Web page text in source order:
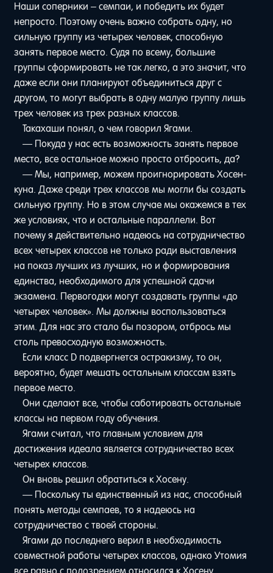
Наши соперники – семпаи, и победить их будет
непросто. Поэтому очень важно собрать одну, но
сильную группу из четырех человек, способную
занять первое место. Судя по всему, большие
группы сформировать не так легко, а это значит, что
даже если они планируют объединиться друг с
другом, то могут выбрать в одну малую группу лишь
трех человек из трех разных классов.
Такахаши понял, о чем говорил Ягами.
— Покуда у нас есть возможность занять первое
место, все остальное можно просто отбросить, да?
— Мы, например, можем проигнорировать Хосен-
куна. Даже среди трех классов мы могли бы создать
сильную группу. Но в этом случае мы окажемся в тех
же условиях, что и остальные параллели. Вот
почему я действительно надеюсь на сотрудничество
всех четырех классов не только ради выставления
на показ лучших из лучших, но и формирования
единства, необходимого для успешной сдачи
экзамена. Первогодки могут создавать группы «до
четырех человек». Мы должны воспользоваться
этим. Для нас это стало бы позором, отбрось мы
столь превосходную возможность.
Если класс D подвергнется остракизму, то он,
вероятно, будет мешать остальным классам взять
первое место.
Они сделают все, чтобы саботировать остальные
классы на первом году обучения.
Ягами считал, что главным условием для
достижения идеала является сотрудничество всех
четырех классов.
Он вновь решил обратиться к Хосену.
— Поскольку ты единственный из нас, способный
понять методы семпаев, то я надеюсь на
сотрудничество с твоей стороны.
Ягами до последнего верил в необходимость
совместной работы четырех классов, однако Утомия